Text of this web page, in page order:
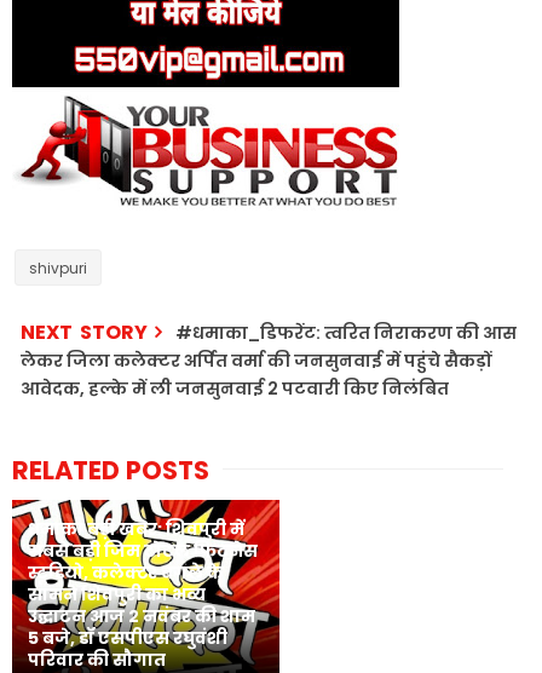
shivpuri
NEXT STORY
#धमाका_डिफरेंट: त्वरित निराकरण की आस
लेकर जिला कलेक्टर अर्पित वर्मा की जनसुनवाई में पहुंचे सैकड़ों
आवेदक, हल्के में ली जनसुनवाई 2 पटवारी किए निलंबित
RELATED POSTS
धमाका बड़ी खबर: शिवपुरी में
सबसे बड़ी जिम टोटल फिटनेस
स्टूडियो, कलेक्टर बंगले के
सामने शिवपुरी का भव्य
उद्घाटन आज 2 नवंबर की शाम
5 बजे, डॉ एसपीएस रघुवंशी
परिवार की सौगात